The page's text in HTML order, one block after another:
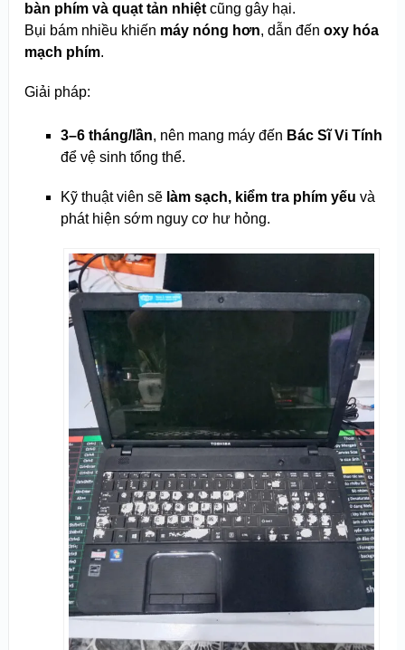
bàn phím và quạt tản nhiệtcũng gây hại.
Bụi bám nhiều khiến máy nóng hơn, dẫn đến oxy hóa
mạch phím.
Giải pháp:
3–6 tháng/lần, nên mang máy đến Bác Sĩ Vi Tính
để vệ sinh tổng thể.
Kỹ thuật viên sẽ làm sạch, kiểm tra phím yếu và
phát hiện sớm nguy cơ hư hỏng.